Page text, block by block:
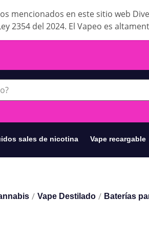
mencionados en este sitio web
2354 del 2024. El Vapeo es
sales de nicotina Vape recargable
/ Vape Destilado / Baterías